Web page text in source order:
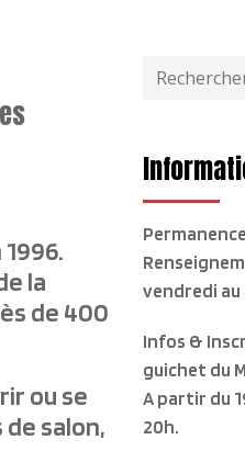
la
de 400
ou se
salon,
vendredi au
Infos &
guichet du
A partir du
20h.